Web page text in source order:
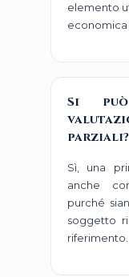
elemento
economica
Si
parziali?
Sì, una
anche
purché
soggetto
riferimento.